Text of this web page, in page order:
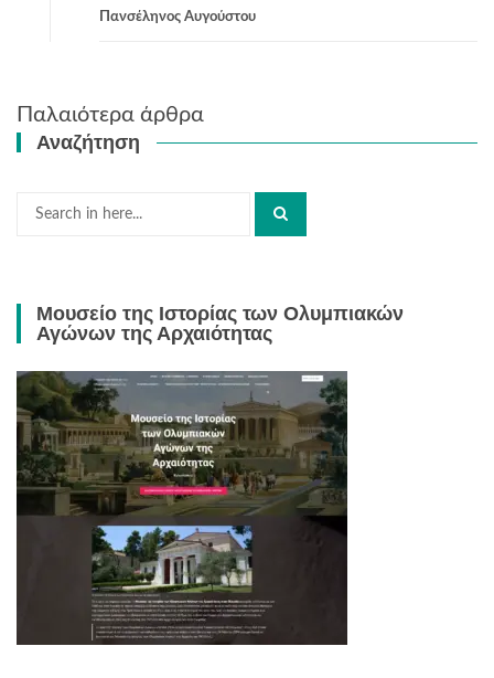
Πανσέληνος Αυγούστου
Πλοήγηση
άρθρων
Παλαιότερα άρθρα
Αναζήτηση
Μουσείο της Ιστορίας των Ολυμπιακών
Αγώνων της Αρχαιότητας